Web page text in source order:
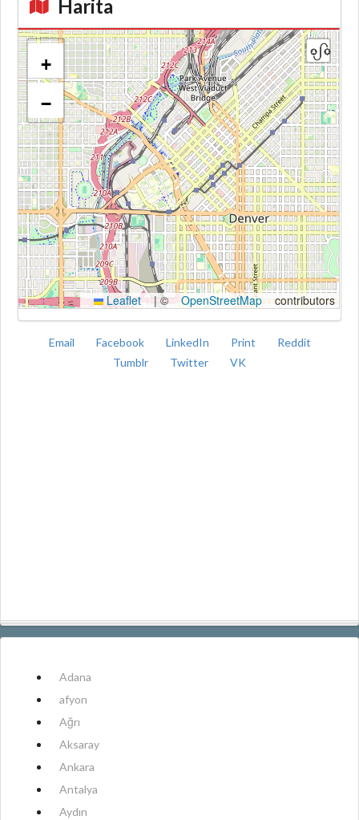
Harita
Kroki
+
−
Leaflet |© OpenStreetMap contributors
Email Facebook LinkedIn Print
Reddit
Tumblr
Twitter VK
Adana
afyon
Ağrı
Aksaray
Ankara
Antalya
Aydın